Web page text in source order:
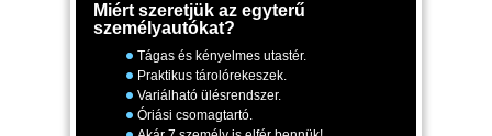
Miért szeretjük az egyterű
személyautókat?
Tágas és kényelmes utastér.
Praktikus tárolórekeszek.
Variálható ülésrendszer.
Óriási csomagtartó.